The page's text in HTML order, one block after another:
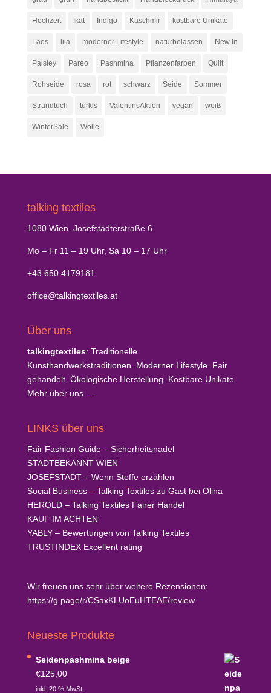
Hochzeit Ikat Indigo Kaschmir kostbare Unikate
Laos lila moderner Lifestyle naturbelassen New In
Paisley Pareo Pashmina Pflanzenfarben Quilt
Rohseide rosa rot schwarz Seide Sommer
Strandtuch türkis ValentinsAktion vegan weiß
WinterSale Wolle
talking textiles
1080 Wien, Josefstädterstraße 6
Mo – Fr 11 – 19 Uhr, Sa 10 – 17 Uhr
+43 650 4179181
office@talkingtextiles.at
Über uns
talkingtextiles: Traditionelle
Kunsthandwerkstraditionen. Moderner Lifestyle. Fair
gehandelt. Ökologische Herstellung. Kostbare Unikate.
Mehr über uns…
LINKS über uns
Fair Fashion Guide– Sicherheitsnadel
STADTBEKANNTWIEN
JOSEFSTADT– Wenn Stoffe erzählen
Social Business– Talking Textiles zu Gast bei Olina
HEROLD– Talking Textiles Fairer Handel
KAUF IM ACHTEN
YABLY– Bewertungen von Talking Textiles
TRUSTINDEXExcellent rating
Wir freuen uns sehr über weitere Rezensionen:
https://g.page/r/CSaxKLUoEuHTEAE/review
Neueste Produkte
Seidenpashmina beige
€125,00
inkl. 20 % MwSt.